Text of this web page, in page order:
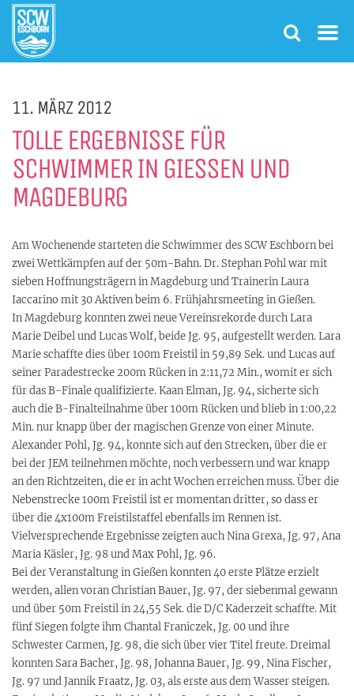
11. MÄRZ 2012
TOLLE ERGEBNISSE FÜR
SCHWIMMER IN GIESSEN UND M
AGDEBURG
Am Wochenende starteten die Schwimmer des SCW Eschborn bei
zwei Wettkämpfen auf der 50m-Bahn. Dr. Stephan Pohl war mit
sieben Hoffnungsträgern in Magdeburg und Trainerin Laura
Iaccarino mit 30 Aktiven beim 6. Frühjahrsmeeting in Gießen.
In Magdeburg konnten zwei neue Vereinsrekorde durch Lara
Marie Deibel und Lucas Wolf, beide Jg. 95, aufgestellt werden. Lara
Marie schaffte dies über 100m Freistil in 59,89 Sek. und Lucas auf
seiner Paradestrecke 200m Rücken in 2:11,72 Min., womit er sich
für das B-Finale qualifizierte. Kaan Elman, Jg. 94, sicherte sich
auch die B-Finalteilnahme über 100m Rücken und blieb in 1:00,22
Min. nur knapp über der magischen Grenze von einer Minute.
Alexander Pohl, Jg. 94, konnte sich auf den Strecken, über die er
bei der JEM teilnehmen möchte, noch verbessern und war knapp
an den Richtzeiten, die er in acht Wochen erreichen muss. Über die
Nebenstrecke 100m Freistil ist er momentan dritter, so dass er
über die 4x100m Freistilstaffel ebenfalls im Rennen ist.
Vielversprechende Ergebnisse zeigten auch Nina Grexa, Jg. 97, Ana
Maria Käsler, Jg. 98 und Max Pohl, Jg. 96.
Bei der Veranstaltung in Gießen konnten 40 erste Plätze erzielt
werden, allen voran Christian Bauer, Jg. 97, der siebenmal gewann
und über 50m Freistil in 24,55 Sek. die D/C Kaderzeit schaffte. Mit
fünf Siegen folgte ihm Chantal Franiczek, Jg. 00 und ihre
Schwester Carmen, Jg. 98, die sich über vier Titel freute. Dreimal
konnten Sara Bacher, Jg. 98, Johanna Bauer, Jg. 99, Nina Fischer,
Jg. 97 und Jannik Fraatz, Jg. 03, als erste aus dem Wasser steigen.